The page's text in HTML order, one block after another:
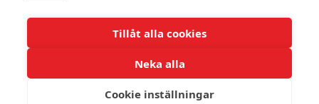
Tillåt alla cookies
Neka alla
Cookie inställningar
varje vecka om våra mest intressanta
JAG VILL HA NYHETSBREV
PRENUMERERA